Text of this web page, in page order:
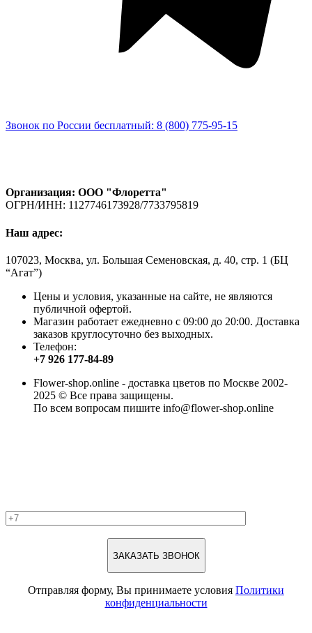
Звонок по России бесплатный: 8 (800) 775-95-15
Организация: ООО "Флоретта"
ОГРН/ИНН: 1127746173928/7733795819
Наш адрес:
107023, Москва, ул. Большая Семеновская, д. 40, стр. 1 (БЦ
“Агат”)
Цены и условия, указанные на сайте, не являются
публичной офертой.
Магазин работает ежедневно с 09:00 до 20:00. Доставка
заказов круглосуточно без выходных.
Телефон:
+7 926 177-84-89
Flower-shop.online - доставка цветов по Москве 2002-
2025 © Все права защищены.
По всем вопросам пишите info@flower-shop.online
Отправляя форму, Вы принимаете условия Политики
конфиденциальности